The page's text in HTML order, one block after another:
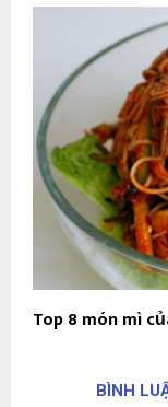
Top 8 món mì
BÌNH